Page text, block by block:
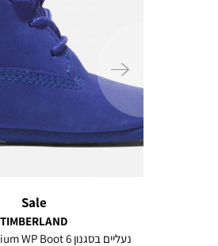
ימינה
Sale
TIMBERLAND
נעליים בסגנון 6 Premium WP Boot לפעוטות